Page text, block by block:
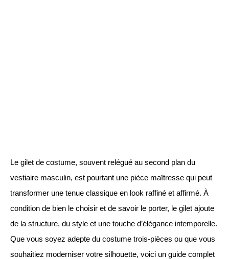
Le gilet de costume, souvent relégué au second plan du
vestiaire masculin, est pourtant une pièce maîtresse qui peut
transformer une tenue classique en look raffiné et affirmé. À
condition de bien le choisir et de savoir le porter, le gilet ajoute
de la structure, du style et une touche d’élégance intemporelle.
Que vous soyez adepte du costume trois-pièces ou que vous
souhaitiez moderniser votre silhouette, voici un guide complet